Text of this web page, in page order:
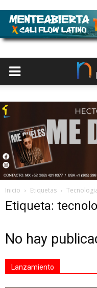
Inicio Etiquetas
Etiqueta:
No hay
Lanzamiento